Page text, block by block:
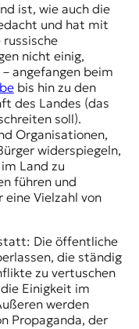
ist, wie auch die
und hat mit
nicht einig,
angefangen beim
bis hin zu den
des Landes (das
soll).
Organisationen,
widerspiegeln,
Land zu
führen und
Vielzahl von
Die öffentliche
die ständig
zu vertuschen
Einigkeit im
werden
Propaganda, der